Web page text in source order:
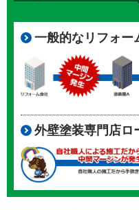
一般的なリフォー
外壁塗装専門店ロ